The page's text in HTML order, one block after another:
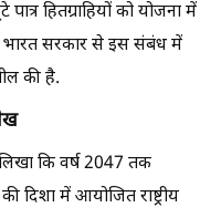
हितग्राहियों को योजना में
भारत सरकार से इस संबंध में
की है.
कि वर्ष 2047 तक
दिशा में आयोजित राष्ट्रीय